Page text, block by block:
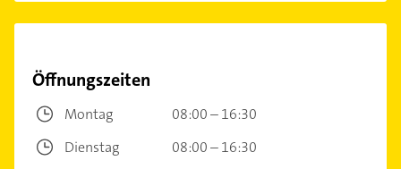
Öffnungszeiten
Montag
08:00 – 16:30
Dienstag
08:00 – 16:30